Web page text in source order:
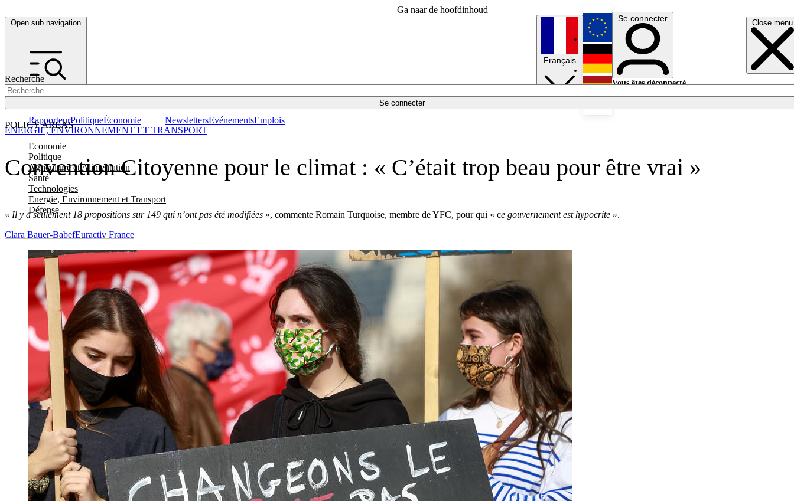
Ga naar de hoofdinhoud
Open sub navigation Close menu
Recherche
Se connecter
POLICY AREAS
Economie
Politique
Agriculture et Alimentation
Santé
Technologies
Energie, Environnement et Transport
Défense
RapporteurPolitiqueÉconomie NewslettersEvénementsEmplois
Français
English
Deutsch
Se connecter
Vous êtes déconnecté.
Convention Citoyenne pour le climat : « C’était trop beau pour être vrai »
« Il y a seulement 18 propositions sur 149 qui n’ont pas été modifiées », commente Romain Turquoise, membre de YFC, pour qui « ce gouvernement est hypocrite ».
ENERGIE, ENVIRONNEMENT ET TRANSPORT
Clara Bauer-BabefEuractiv France